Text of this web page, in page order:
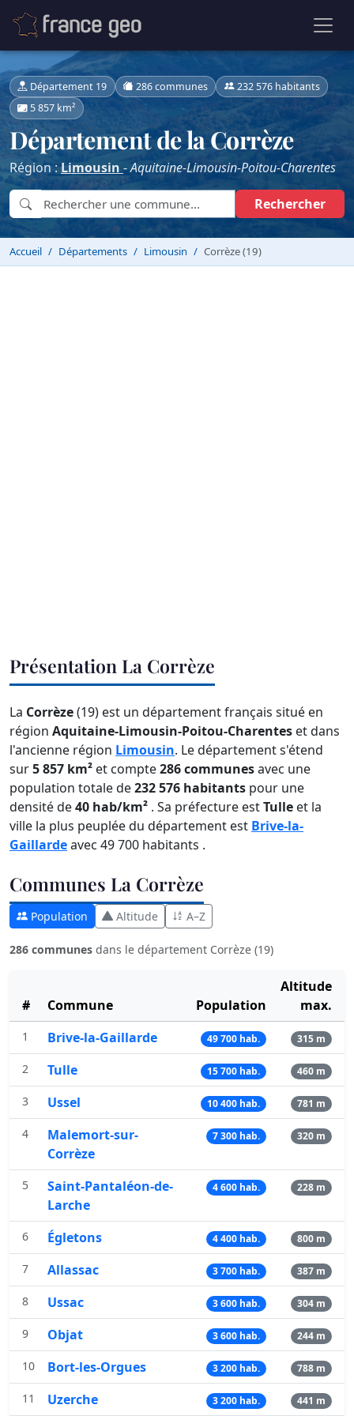
Département 19 286 communes
232 576 habitants
5 857 km²
Département de la Corrèze
Région :Limousin -Aquitaine-Limousin-Poitou-Charentes
Rechercher
Accueil Départements Limousin Corrèze (19)
Présentation La Corrèze
La Corrèze(19) est un département français situé en
région Aquitaine-Limousin-Poitou-Charentes et dans
l'ancienne région Limousin. Le département s'étend
sur5 857 km² et compte286 communesavec une
population totale de232 576 habitants pour une
densité de40 hab/km² . Sa préfecture estTulle et la
ville la plus peuplée du département est Brive-la-
Gaillardeavec 49 700 habitants .
Communes La Corrèze
Population Altitude A–Z
286 communes dans le département Corrèze (19)
# Commune Population
Altitude
max.
1 Brive-la-Gaillarde 49 700 hab. 315 m
2 Tulle 15 700 hab. 460 m
3 Ussel 10 400 hab. 781 m
4
Malemort-sur-
Corrèze
7 300 hab. 320 m
5
Saint-Pantaléon-de-
Larche
4 600 hab. 228 m
6 Égletons 4 400 hab. 800 m
7 Allassac 3 700 hab. 387 m
8 Ussac 3 600 hab. 304 m
9 Objat 3 600 hab. 244 m
10 Bort-les-Orgues 3 200 hab. 788 m
11 Uzerche 3 200 hab. 441 m